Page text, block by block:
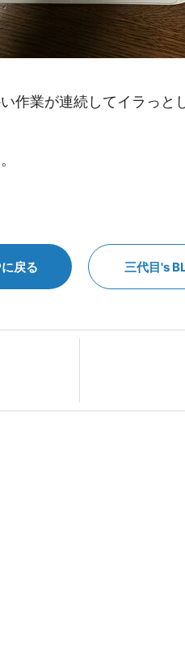
作業が連続してイラっと
戻る 三代目's